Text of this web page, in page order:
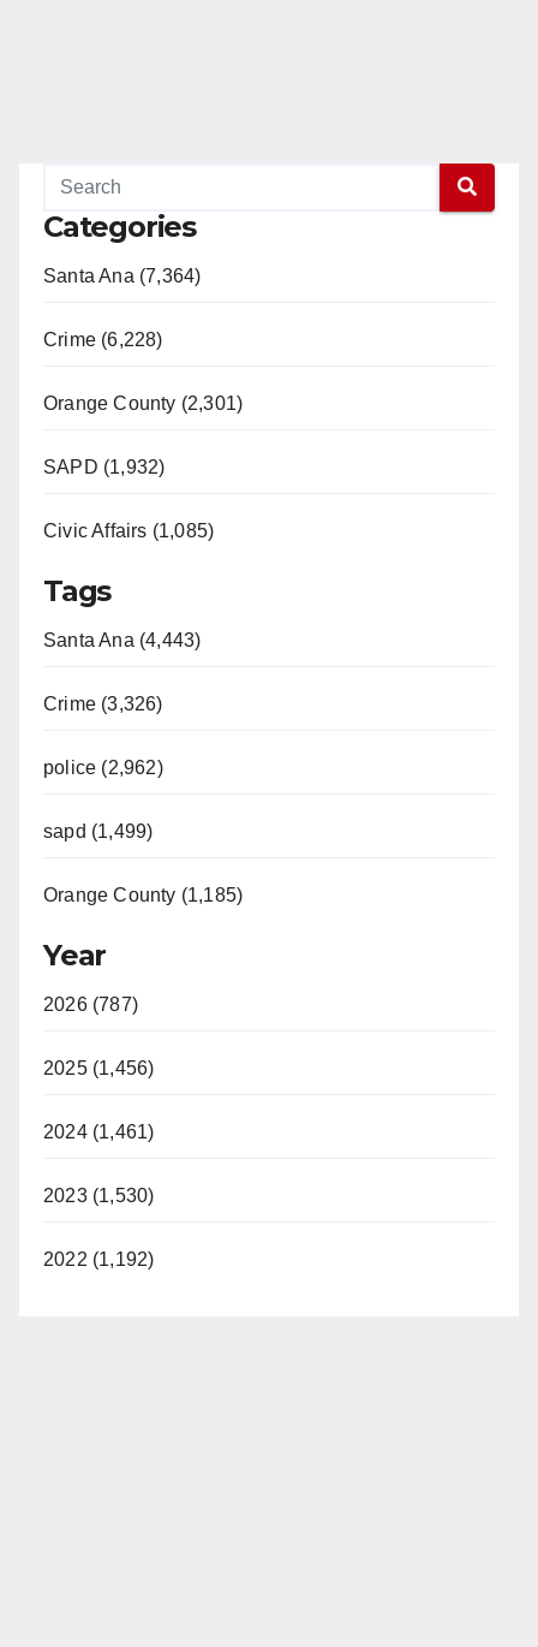
Categories
Santa Ana (7,364)
Crime (6,228)
Orange County (2,301)
SAPD (1,932)
Civic Affairs (1,085)
Tags
Santa Ana (4,443)
Crime (3,326)
police (2,962)
sapd (1,499)
Orange County (1,185)
Year
2026 (787)
2025 (1,456)
2024 (1,461)
2023 (1,530)
2022 (1,192)